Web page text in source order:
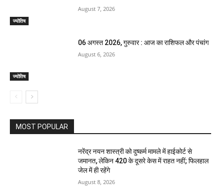
ज्योतिष
August 7, 2026
ज्योतिष
06 अगस्त 2026, गुरुवार : आज का राशिफल और पंचांग
August 6, 2026
MOST POPULAR
नरेंद्र नयन शास्त्री को दुष्कर्म मामले में हाईकोर्ट से
जमानत, लेकिन 420 के दूसरे केस में राहत नहीं; फिलहाल
जेल में ही रहेंगे
August 8, 2026